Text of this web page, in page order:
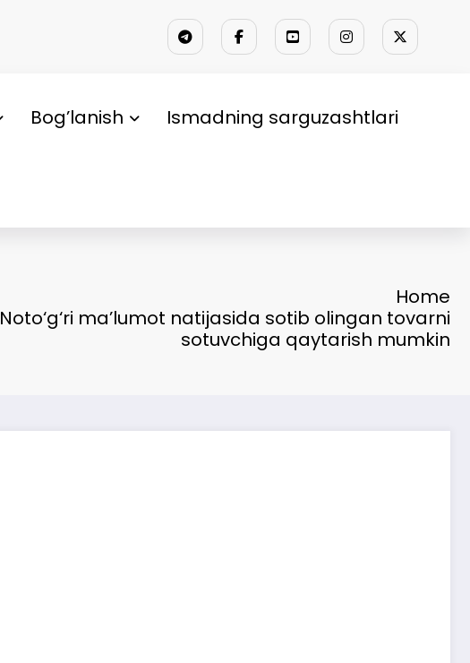
Bog’lanish Ismadning sarguzashtlari
Home
Noto‘g‘ri ma’lumot natijasida sotib olingan tovarni
sotuvchiga qaytarish mumkin